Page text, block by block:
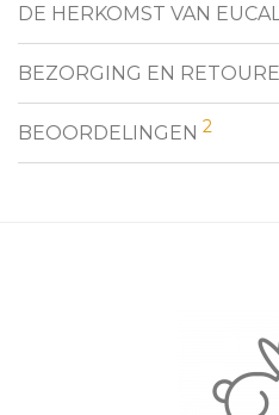
DE HERKOMST VAN
BEZORGING EN
BEOORDELINGEN 2